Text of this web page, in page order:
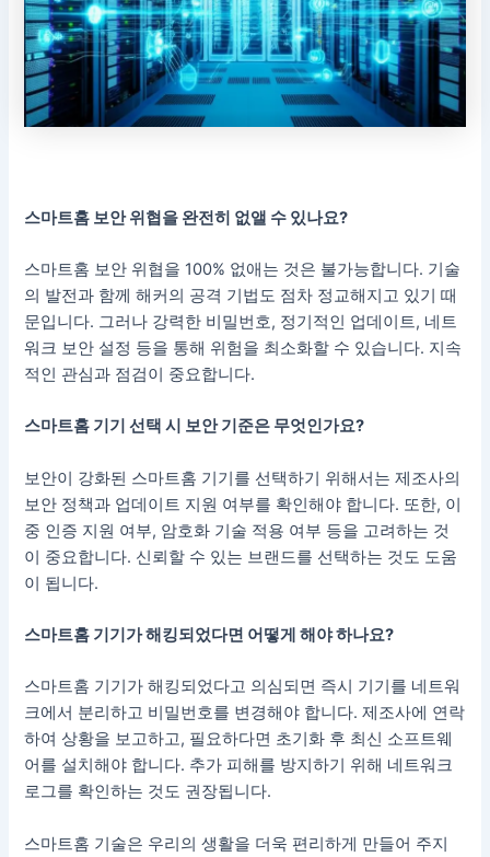
스마트홈 보안 위협을 완전히 없앨 수 있나요?
스마트홈 보안 위협을 100% 없애는 것은 불가능합니다. 기술
의 발전과 함께 해커의 공격 기법도 점차 정교해지고 있기 때
문입니다. 그러나 강력한 비밀번호, 정기적인 업데이트, 네트
워크 보안 설정 등을 통해 위험을 최소화할 수 있습니다. 지속
적인 관심과 점검이 중요합니다.
스마트홈 기기 선택 시 보안 기준은 무엇인가요?
보안이 강화된 스마트홈 기기를 선택하기 위해서는 제조사의
보안 정책과 업데이트 지원 여부를 확인해야 합니다. 또한, 이
중 인증 지원 여부, 암호화 기술 적용 여부 등을 고려하는 것
이 중요합니다. 신뢰할 수 있는 브랜드를 선택하는 것도 도움
이 됩니다.
스마트홈 기기가 해킹되었다면 어떻게 해야 하나요?
스마트홈 기기가 해킹되었다고 의심되면 즉시 기기를 네트워
크에서 분리하고 비밀번호를 변경해야 합니다. 제조사에 연락
하여 상황을 보고하고, 필요하다면 초기화 후 최신 소프트웨
어를 설치해야 합니다. 추가 피해를 방지하기 위해 네트워크
로그를 확인하는 것도 권장됩니다.
스마트홈 기술은 우리의 생활을 더욱 편리하게 만들어 주지